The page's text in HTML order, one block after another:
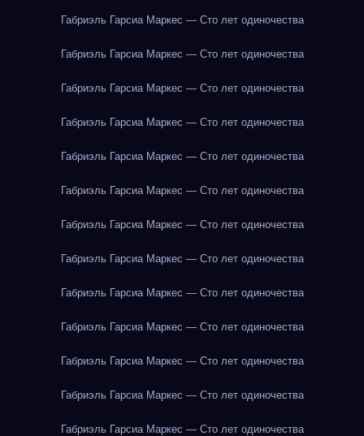
Габриэль Гарсиа Маркес — Сто лет одиночества
Габриэль Гарсиа Маркес — Сто лет одиночества
Габриэль Гарсиа Маркес — Сто лет одиночества
Габриэль Гарсиа Маркес — Сто лет одиночества
Габриэль Гарсиа Маркес — Сто лет одиночества
Габриэль Гарсиа Маркес — Сто лет одиночества
Габриэль Гарсиа Маркес — Сто лет одиночества
Габриэль Гарсиа Маркес — Сто лет одиночества
Габриэль Гарсиа Маркес — Сто лет одиночества
Габриэль Гарсиа Маркес — Сто лет одиночества
Габриэль Гарсиа Маркес — Сто лет одиночества
Габриэль Гарсиа Маркес — Сто лет одиночества
Габриэль Гарсиа Маркес — Сто лет одиночества